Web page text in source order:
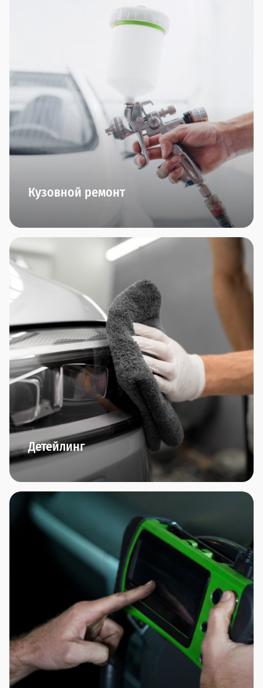
диагностика - по итогам проведения мы
предоставим подробнейший отчет и сделаем
интересное предложение по ремонту, если это
Кузовной ремонт
Кузовные работы любой сложности, работы с
алюминием, малярные работы (и даже
аэрография!), ремонт пластика, замена стекол,
полировка автомобиля - все это мы умеем и
можем делать в нашем центре малярно-кузовного
ремонта "Прагматика". Приезжайте. Вам
Детейлинг
Комплексная мойка автомобиля, химчистка
салона,багажника, обезжиривание кузова,
очистка чистящей глиной, чистка и полировка
колёсных дисков,нанесение прогрессивных
защитных покрытий (нанокерамика, воск,
антидождь) - мы любим заботиться о внешнем
виде вашего автомобиля.